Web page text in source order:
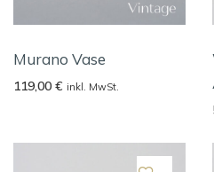
Murano Vase
119,00 € inkl. MwSt.